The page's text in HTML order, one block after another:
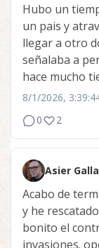
Hubo un
un pais y
llegar a otro
señalaba a
hace mucho
8/1/2026,
0
2
Asier
Acabo de
y he
bonito el
invasiones.